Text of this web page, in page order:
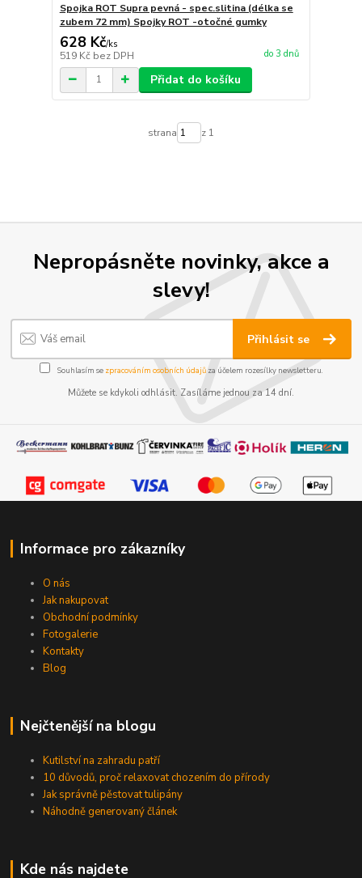
Spojka ROT Supra pevná - spec.slitina (délka se
zubem 72 mm) Spojky ROT -otočné gumky
628 Kč/ks
519 Kč bez DPH do 3 dnů
Přidat do košíku
strana z 1
Nepropásněte novinky, akce a
slevy!
Přihlásit se
Souhlasím se zpracováním osobních údajůza účelem rozesílky newsletteru.
Můžete se kdykoli odhlásit. Zasíláme jednou za 14 dní.
Informace pro zákazníky
O nás
Jak nakupovat
Obchodní podmínky
Fotogalerie
Kontakty
Blog
Nejčtenější na blogu
Kutilství na zahradu patří
10 důvodů, proč relaxovat chozením do přírody
Jak správně pěstovat tulipány
Náhodně generovaný článek
Kde nás najdete